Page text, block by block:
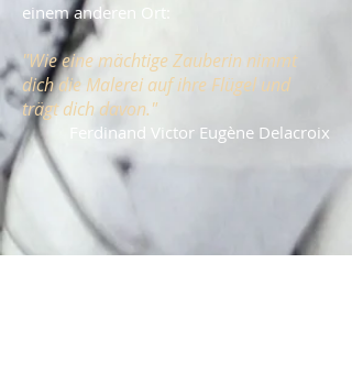
einem anderen Ort:
"Wie eine mächtige Zauberin nimmt
dich die Malerei auf ihre Flügel und
trägt dich davon."
Ferdinand Victor Eugène Delacroix